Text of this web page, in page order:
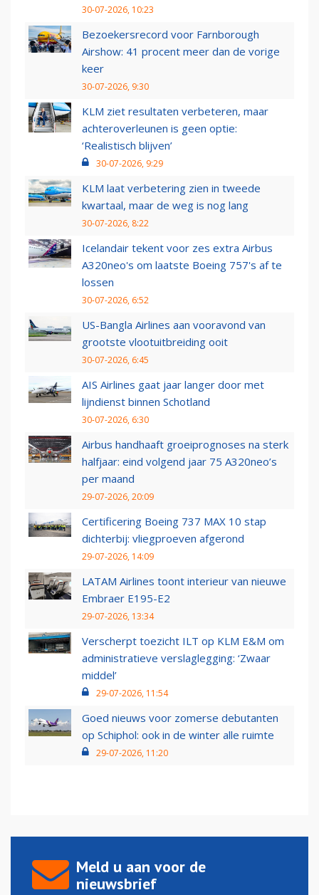
30-07-2026, 10:23
Bezoekersrecord voor Farnborough
Airshow: 41 procent meer dan de vorige
keer
30-07-2026, 9:30
KLM ziet resultaten verbeteren, maar
achteroverleunen is geen optie:
‘Realistisch blijven’
30-07-2026, 9:29
KLM laat verbetering zien in tweede
kwartaal, maar de weg is nog lang
30-07-2026, 8:22
Icelandair tekent voor zes extra Airbus
A320neo's om laatste Boeing 757's af te
lossen
30-07-2026, 6:52
US-Bangla Airlines aan vooravond van
grootste vlootuitbreiding ooit
30-07-2026, 6:45
AIS Airlines gaat jaar langer door met
lijndienst binnen Schotland
30-07-2026, 6:30
Airbus handhaaft groeiprognoses na sterk
halfjaar: eind volgend jaar 75 A320neo’s
per maand
29-07-2026, 20:09
Certificering Boeing 737 MAX 10 stap
dichterbij: vliegproeven afgerond
29-07-2026, 14:09
LATAM Airlines toont interieur van nieuwe
Embraer E195-E2
29-07-2026, 13:34
Verscherpt toezicht ILT op KLM E&M om
administratieve verslaglegging: ‘Zwaar
middel’
29-07-2026, 11:54
Goed nieuws voor zomerse debutanten
op Schiphol: ook in de winter alle ruimte
29-07-2026, 11:20
Meld u aan voor de
nieuwsbrief